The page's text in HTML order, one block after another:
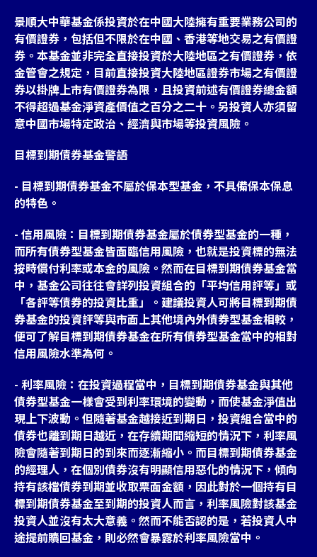
景順大中華基金係投資於在中國大陸擁有重要業務公司的
有價證券，包括但不限於在中國、香港等地交易之有價證
券。本基金並非完全直接投資於大陸地區之有價證券，依
金管會之規定，目前直接投資大陸地區證券市場之有價證
券以掛牌上市有價證券為限，且投資前述有價證券總金額
不得超過基金淨資產價值之百分之二十。另投資人亦須留
意中國市場特定政治、經濟與市場等投資風險。
目標到期債券基金警語
- 目標到期債券基金不屬於保本型基金，不具備保本保息
的特色。
- 信用風險：目標到期債券基金屬於債券型基金的一種，
而所有債券型基金皆面臨信用風險，也就是投資標的無法
按時償付利率或本金的風險。然而在目標到期債券基金當
中，基金公司往往會詳列投資組合的「平均信用評等」或
「各評等債券的投資比重」。建議投資人可將目標到期債
券基金的投資評等與市面上其他境內外債券型基金相較，
便可了解目標到期債券基金在所有債券型基金當中的相對
信用風險水準為何。
- 利率風險：在投資過程當中，目標到期債券基金與其他
債券型基金一樣會受到利率環境的變動，而使基金淨值出
現上下波動。但隨著基金越接近到期日，投資組合當中的
債券也離到期日越近，在存續期間縮短的情況下，利率風
險會隨著到期日的到來而逐漸縮小。而目標到期債券基金
的經理人，在個別債券沒有明顯信用惡化的情況下，傾向
持有該檔債券到期並收取票面金額，因此對於一個持有目
標到期債券基金至到期的投資人而言，利率風險對該基金
投資人並沒有太大意義。然而不能否認的是，若投資人中
途提前贖回基金，則必然會暴露於利率風險當中。